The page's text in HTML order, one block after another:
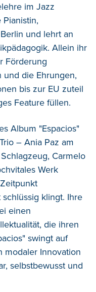
im Jazz
und lehrt an
Allein ihr
Förderung
die Ehrungen,
bis zur EU zuteil
Feature füllen.
Album "Espacios"
– Ania Paz am
Carmelo
Werk
klingt. Ihre
einen
die ihren
swingt auf
modaler Innovation
selbstbewusst und